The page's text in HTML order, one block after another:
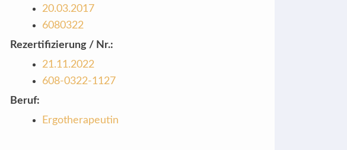
20.03.2017
6080322
Rezertifizierung / Nr.:
21.11.2022
608-0322-1127
Beruf:
Ergotherapeutin